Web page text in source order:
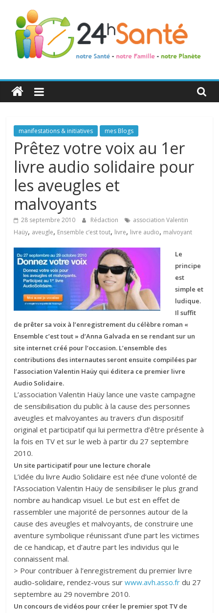
24h
Santé
La
santé
toute
famille
manifestations & initiatives mes Blogs
Prêtez votre voix au 1er
livre audio solidaire pour
les aveugles et
malvoyants
28 septembre 2010 Rédaction
association Valentin
Haüy, aveugle, Ensemble c’est tout, livre, livre audio, malvoyant
Le
principe
est
simple et
ludique.
Il suffit
de prêter sa voix à l’enregistrement du célèbre roman «
Ensemble c’est tout » d’Anna Galvada en se rendant sur un
site internet créé pour l’occasion. L’ensemble des
contributions des internautes seront ensuite compilées par
l’association Valentin Haüy qui éditera ce premier livre
Audio Solidaire.
L’association Valentin Haüy lance une vaste campagne
de sensibilisation du public à la cause des personnes
aveugles et malvoyantes au travers d’un dispositif
original et participatif qui lui permettra d’être présente à
la fois en TV et sur le web à partir du 27 septembre
2010.
Un site participatif pour une lecture chorale
L’idée du livre Audio Solidaire est née d’une volonté de
l’Association Valentin Haüy de sensibiliser le plus grand
nombre au handicap visuel. Le but est en effet de
rassembler une majorité de personnes autour de la
cause des aveugles et malvoyants, de construire une
aventure symbolique réunissant d’une part les victimes
de ce handicap, et d’autre part les individus qui le
connaissent mal.
> Pour contribuer à l’enregistrement du premier livre
audio-solidaire, rendez-vous surwww.avh.asso.fr du 27
septembre au 29 novembre 2010.
Un concours de vidéos pour créer le premier spot TV de